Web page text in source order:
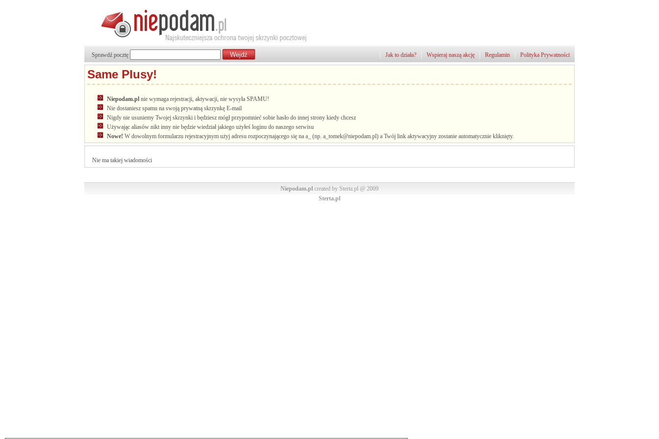
Polityka Prywatności
Regulamin
Wspieraj naszą akcję
Jak to działa?
Sprawdź pocztę
Same Plusy!
Niepodam.pl nie wymaga rejestracji, aktywacji, nie wysyła SPAMU!
Nie dostaniesz spamu na swoją prywatną skrzynkę E-mail
Nigdy nie usuniemy Twojej skrzynki i będziesz mógł przypomnieć sobie hasło do innej strony kiedy chcesz
Używając aliasów nikt inny nie będzie wiedział jakiego użyłeś loginu do naszego serwisu
Nowe! W dowolnym formularzu rejestracyjnym użyj adresu rozpoczynającego się na a_ (np. a_tomek@niepodam.pl) a Twój link aktywacyjny zostanie automatycznie kliknięty.
Nie ma takiej wiadomości
Niepodam.pl created by Sterta.pl @ 2009
Sterta.pl